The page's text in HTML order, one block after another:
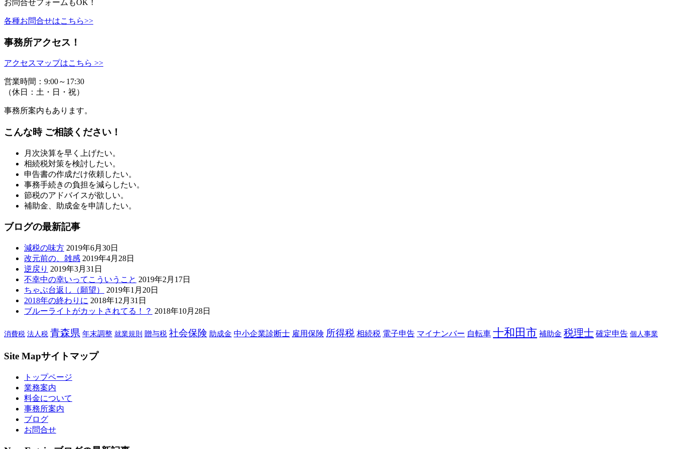
お問合せフォームもOK！
各種お問合せはこちら>>
事務所アクセス！
アクセスマップはこちら >>
営業時間：9:00～17:30
（休日：土・日・祝）
事務所案内もあります。
こんな時 ご相談ください！
月次決算を早く上げたい。
相続税対策を検討したい。
申告書の作成だけ依頼したい。
事務手続きの負担を減らしたい。
節税のアドバイスが欲しい。
補助金、助成金を申請したい。
ブログの最新記事
減税の味方 2019年6月30日
改元前の、雑感 2019年4月28日
逆戻り 2019年3月31日
不幸中の幸いってこういうこと 2019年2月17日
ちゃぶ台返し（願望）
2019年1月20日
2018年の終わりに 2018年12月31日
ブルーライトがカットされてる！？ 2018年10月28日
消費税 法人税 青森県 年末調整 就業規則 贈与税 社会保険 助成金 中小企業診断士 雇用保険 所得税 相続税 電子申告 マイナンバー 自転車 十和田市 補助金 税理士 確定申告 個人事業
Site Mapサイトマップ
トップページ
業務案内
料金について
事務所案内
ブログ
お問合せ